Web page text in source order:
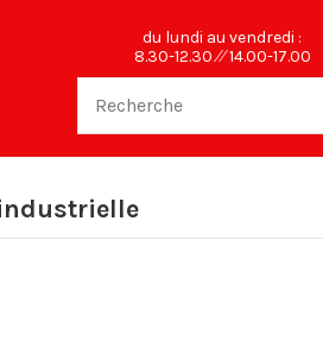
du lundi au vendredi :
8.30-12.30 ⁄⁄ 14.00-17.00